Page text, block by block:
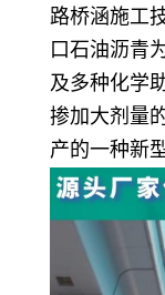
路桥涵施工
口石油沥青
及多种化学
掺加大剂量
产的一种新